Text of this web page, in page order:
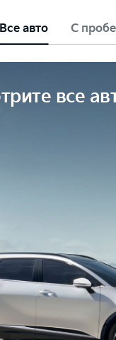
Все авто С
все